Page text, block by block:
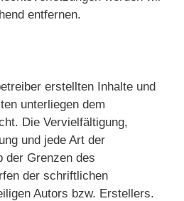
entfernen.
erstellten Inhalte und
unterliegen dem
Die Vervielfältigung,
und jede Art der
der Grenzen des
der schriftlichen
Autors bzw. Erstellers.